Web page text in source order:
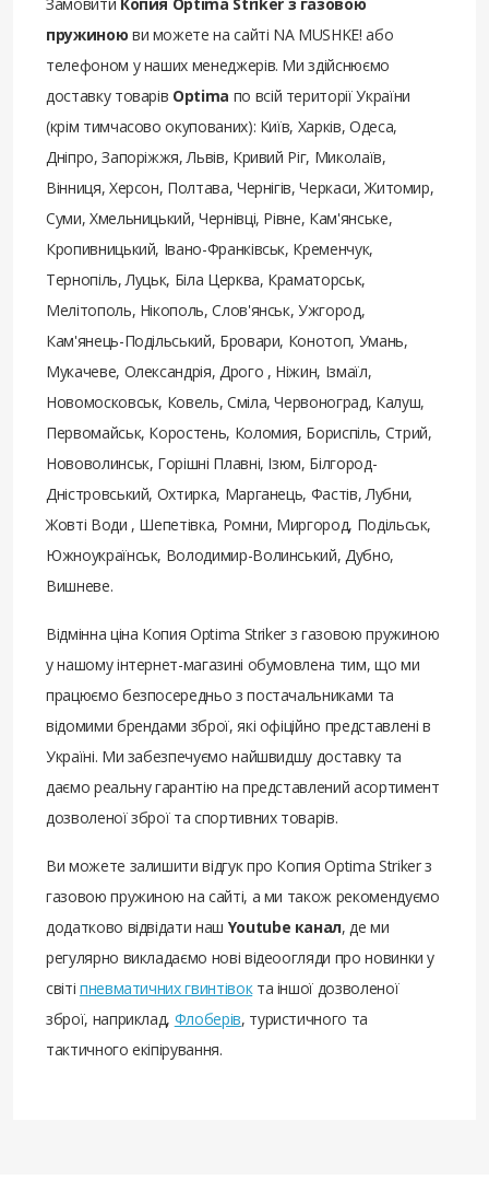
пружиною ви можете на сайті NA MUSHKE! або
телефоном у наших менеджерів. Ми здійснюємо
доставку товарів Optima по всій території України
(крім тимчасово окупованих): Київ, Харків, Одеса,
Дніпро, Запоріжжя, Львів, Кривий Ріг, Миколаїв,
Вінниця, Херсон, Полтава, Чернігів, Черкаси, Житомир,
Суми, Хмельницький, Чернівці, Рівне, Кам'янське,
Кропивницький, Івано-Франківськ, Кременчук,
Тернопіль, Луцьк, Біла Церква, Краматорськ,
Мелітополь, Нікополь, Слов'янськ, Ужгород,
Кам'янець-Подільський, Бровари, Конотоп, Умань,
Мукачеве, Олександрія, Дрого , Ніжин, Ізмаїл,
Новомосковськ, Ковель, Сміла, Червоноград, Калуш,
Первомайськ, Коростень, Коломия, Бориспіль, Стрий,
Нововолинськ, Горішні Плавні, Ізюм, Білгород-
Дністровський, Охтирка, Марганець, Фастів, Лубни,
Жовті Води , Шепетівка, Ромни, Миргород, Подільськ,
Южноукраїнськ, Володимир-Волинський, Дубно,
Вишневе.
Відмінна ціна Копия Optima Striker з газовою пружиною
у нашому інтернет-магазині обумовлена ​​тим, що ми
працюємо безпосередньо з постачальниками та
відомими брендами зброї, які офіційно представлені в
Україні. Ми забезпечуємо найшвидшу доставку та
даємо реальну гарантію на представлений асортимент
дозволеної зброї та спортивних товарів.
Ви можете залишити відгук про Копия Optima Striker з
газовою пружиною на сайті, а ми також рекомендуємо
додатково відвідати наш Youtube канал, де ми
регулярно викладаємо нові відеоогляди про новинки у
світі пневматичних гвинтівокта іншої дозволеної
зброї, наприклад, Флоберів, туристичного та
тактичного екіпірування.